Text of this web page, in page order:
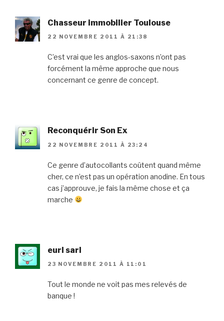
Chasseur immobilier Toulouse
22 NOVEMBRE 2011 À 21:38
C’est vrai que les anglos-saxons n’ont pas
forcément la même approche que nous
concernant ce genre de concept.
Reconquérir Son Ex
22 NOVEMBRE 2011 À 23:24
Ce genre d’autocollants coûtent quand même
cher, ce n’est pas un opération anodine. En tous
cas j’approuve, je fais la même chose et ça
marche
eurl sarl
23 NOVEMBRE 2011 À 11:01
Tout le monde ne voit pas mes relevés de
banque !